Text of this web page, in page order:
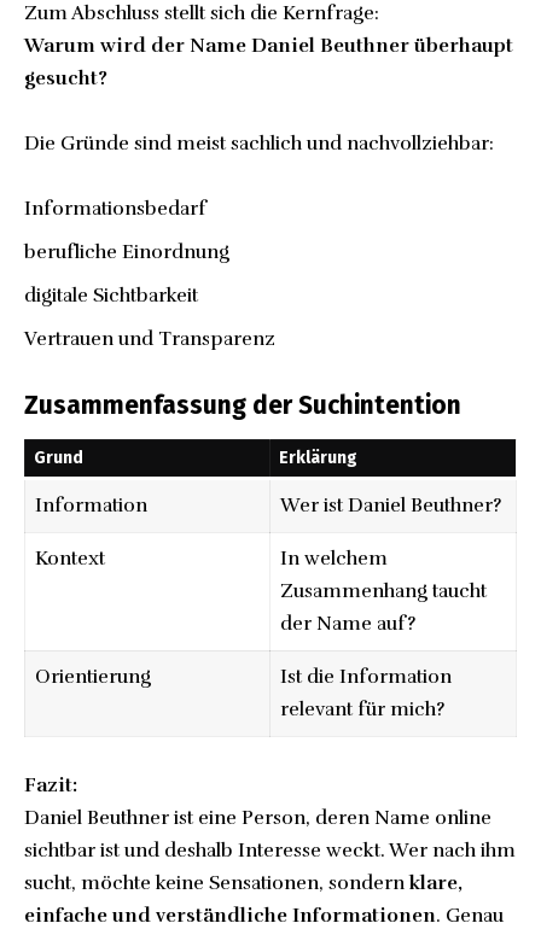
Zum Abschluss stellt sich die Kernfrage:
Warum wird der Name Daniel Beuthner überhaupt
gesucht?
Die Gründe sind meist sachlich und nachvollziehbar:
Informationsbedarf
berufliche Einordnung
digitale Sichtbarkeit
Vertrauen und Transparenz
Zusammenfassung der Suchintention
Grund Erklärung
Information Wer ist Daniel Beuthner?
Kontext
In welchem
Zusammenhang taucht
der Name auf?
Orientierung
Ist die Information
relevant für mich?
Fazit:
Daniel Beuthner ist eine Person, deren Name online
sichtbar ist und deshalb Interesse weckt. Wer nach ihm
sucht, möchte keine Sensationen, sondernklare,
einfache und verständliche Informationen. Genau